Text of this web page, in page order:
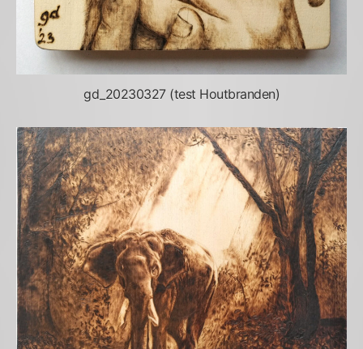
gd_20230327 (test Houtbranden)